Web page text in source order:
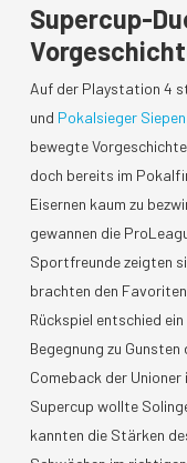
Supercup-
Auf der Playstation 4
und Pokalsieger Siepen
bewegte
doch bereits im
Eisernen kaum zu
gewannen die
Sportfreunde zeigten
brachten den
Rückspiel entschied
Begegnung zu
Comeback der Unioner
Supercup wollte
kannten die Stärken